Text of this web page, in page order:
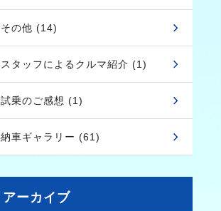
その他 (14)
スタッフによるクルマ紹介 (1)
試乗のご感想 (1)
納車ギャラリー (61)
アーカイブ